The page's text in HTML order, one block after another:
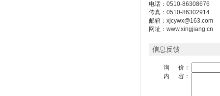
电话：0510-86308676
传真：0510-86302914
邮箱：xjcywx@163.com
网址：www.xingjiang.cn
信息反馈
询 价：
内 容：